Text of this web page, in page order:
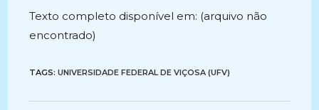
Texto completo disponível em: (arquivo não
encontrado)
TAGS:UNIVERSIDADE FEDERAL DE VIÇOSA (UFV)